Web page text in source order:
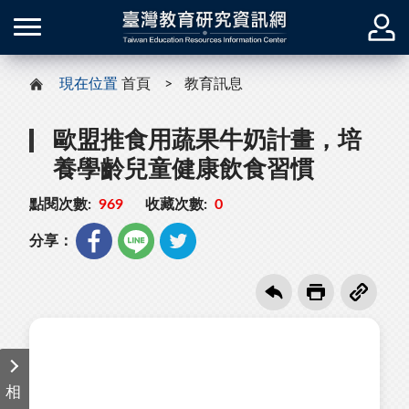
現在位置 首頁 教育訊息
歐盟推食用蔬果牛奶計畫，培
養學齡兒童健康飲食習慣
點閱次數: 969 收藏次數: 0
分享：
相